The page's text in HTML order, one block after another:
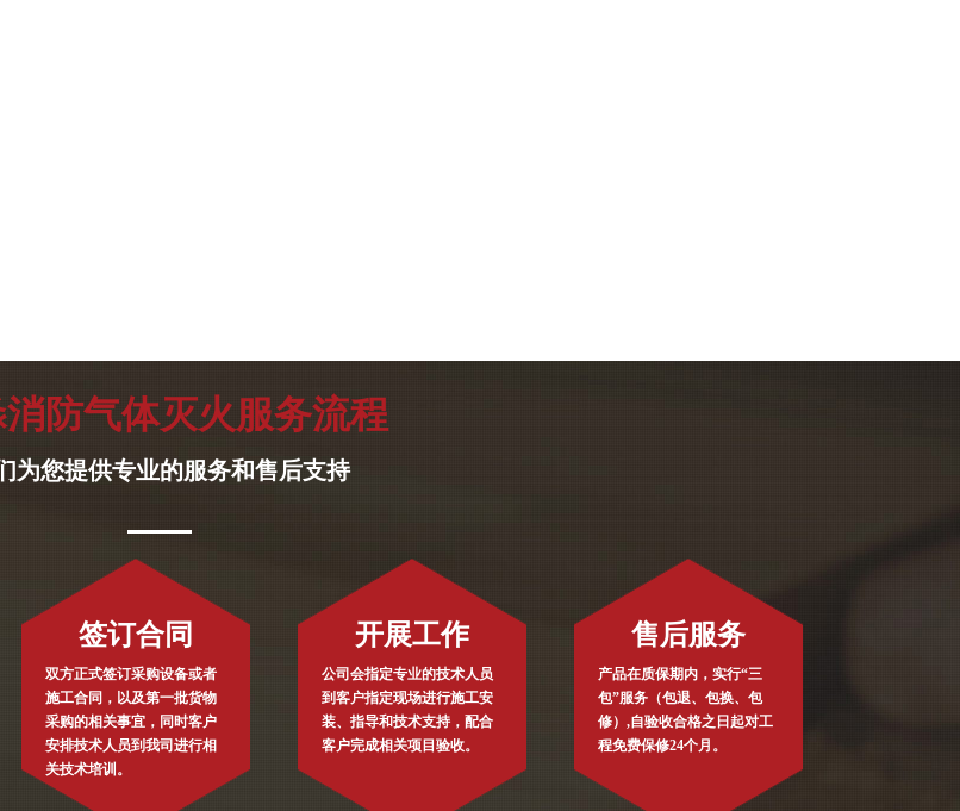
防气体灭火服务流程
为您提供专业的服务和售后支持
签订合同
双方正式签订采购设备或者
施工合同，以及第一批货物
采购的相关事宜，同时客户
安排技术人员到我司进行相
关技术培训。
开展工作
公司会指定专业的技术人员
到客户指定现场进行施工安
装、指导和技术支持，配合
客户完成相关项目验收。
售后服务
产品在质保期内，实行“三
包”服务（包退、包换、包
修）,自验收合格之日起对工
程免费保修24个月。